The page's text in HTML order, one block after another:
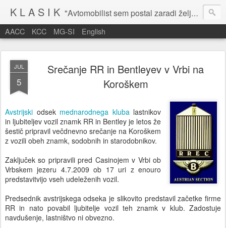
K L A S I K "Avtomobilist sem postal zaradi želje po potovanju in dejavnosti v prostem času." Baron Anton Codelli
AACC KCC MG-SI English
JUL
5
Srečanje RR in Bentleyev v Vrbi na
Koroškem
Avstrijski odsek mednarodnega klubalastnikov
in ljubiteljev vozil znamk RR in Bentley je letos že
šestič pripravil večdnevno srečanje na Koroškem
z vozili obeh znamk, sodobnih in starodobnikov.
Zaključek so pripravili pred Casinojem v Vrbi ob
Vrbskem jezeru 4.7.2009 ob 17 uri z enouro
predstavitvijo vseh udeleženih vozil.
Predsednik avstrijskega odseka je slikovito predstavil začetke firme
RR in nato povabil ljubitelje vozil teh znamk v klub. Zadostuje
navdušenje, lastništvo ni obvezno.